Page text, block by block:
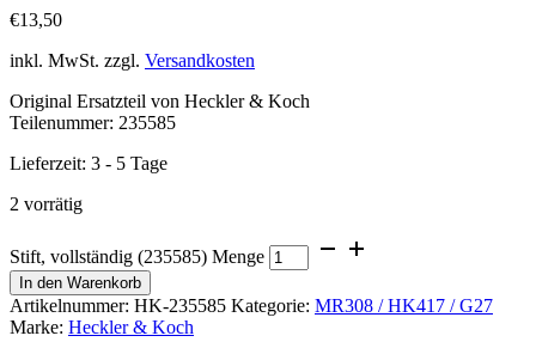
€13,50
inkl. MwSt. zzgl. Versandkosten
Original Ersatzteil von Heckler & Koch
Teilenummer: 235585
Lieferzeit: 3 - 5 Tage
2 vorrätig
Stift, vollständig (235585) Menge
In den Warenkorb
Artikelnummer: HK-235585 Kategorie: MR308 / HK417 / G27
Marke: Heckler & Koch